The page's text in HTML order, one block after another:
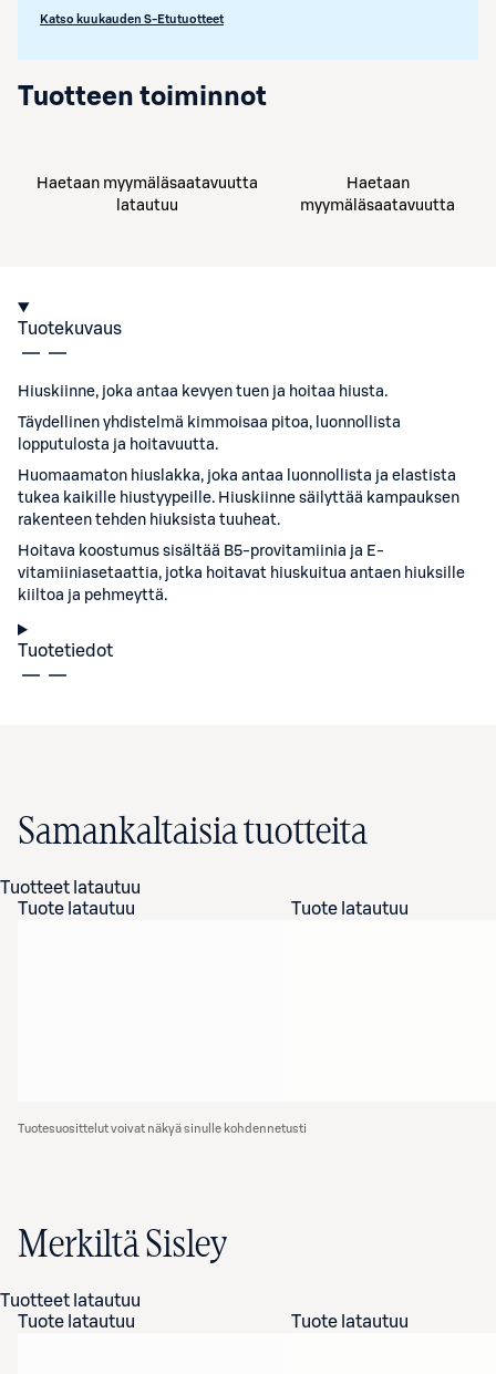
Katso kuukauden S-Etutuotteet
Tuotteen toiminnot
Haetaan myymäläsaatavuutta
latautuu
Haetaan
myymäläsaatavuutta
Tuotekuvaus
Hiuskiinne, joka antaa kevyen tuen ja hoitaa hiusta.
Täydellinen yhdistelmä kimmoisaa pitoa, luonnollista
lopputulosta ja hoitavuutta.
Huomaamaton hiuslakka, joka antaa luonnollista ja elastista
tukea kaikille hiustyypeille. Hiuskiinne säilyttää kampauksen
rakenteen tehden hiuksista tuuheat.
Hoitava koostumus sisältää B5-provitamiinia ja E-
vitamiiniasetaattia, jotka hoitavat hiuskuitua antaen hiuksille
kiiltoa ja pehmeyttä.
Tuotetiedot
Samankaltaisia tuotteita
Tuotteet latautuu
Tuote latautuu
Tuote latautuu
Tuotesuosittelut voivat näkyä sinulle kohdennetusti
Merkiltä Sisley
Tuotteet latautuu
Tuote latautuu
Tuote latautuu